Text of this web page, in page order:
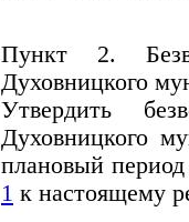
Пункт 2.
Духовницкого
Утвердить
Духовницкого
плановый
1 к настоящему